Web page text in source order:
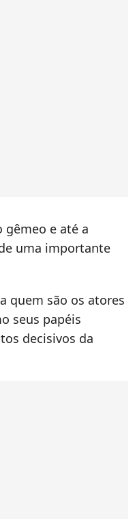
gêmeo e até a
uma importante
quem são os atores
seus papéis
decisivos da